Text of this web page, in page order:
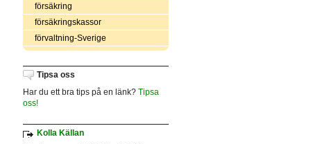
försäkring
försäkringskassor
förvaltning-Sverige
Tipsa oss
Har du ett bra tips på en länk? Tipsa
oss!
Kolla Källan